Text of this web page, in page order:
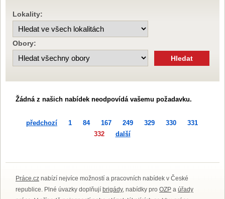
Lokality:
Obory:
Žádná z našich nabídek neodpovídá vašemu požadavku.
předchozí 1 84 167 249 329 330
331
332
další
Práce.cz nabízí nejvíce možností a pracovních nabídek v České
republice. Plné úvazky doplňují brigády, nabídky pro OZP a úřady